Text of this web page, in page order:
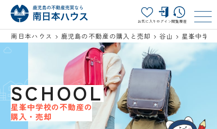
お気に入り ログイン閲覧履歴
南日本ハウス 鹿児島の不動産の購入と売却 谷山 星峯中学校
SCHOOL
星峯中学校の不動産の
購入・売却